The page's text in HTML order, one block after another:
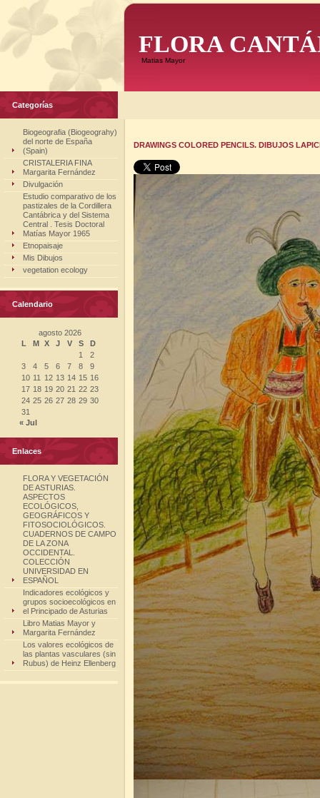
FLORA
Matias Mayor
Categorías
Biogeografia (Biogeograhy)
del norte de España
(Spain)
CRISTALERIA FINA
Margarita Fernández
Divulgación
Estudio comparativo de los
pastizales de la Cordillera
Cantábrica y del Sistema
Central . Tesis Doctoral
Matías Mayor 1965
Etnopaisaje
Mis Dibujos
vegetation ecology
Calendario
agosto 2026
L
M X J V S
D
1
2
3
4 5 6 7 8
9
10 11 12 13 14 15 16
17 18 19 20 21 22 23
24 25 26 27 28 29 30
31
« Jul
Enlaces
FLORA Y VEGETACIÓN
DE ASTURIAS.
ASPECTOS
ECOLÓGICOS,
GEOGRÁFICOS Y
FITOSOCIOLÓGICOS.
CUADERNOS DE CAMPO
DE LA ZONA
OCCIDENTAL.
COLECCIÓN
UNIVERSIDAD EN
ESPAÑOL
Indicadores ecológicos y
grupos socioecológicos en
el Principado de Asturias
Libro Matias Mayor y
Margarita Fernández
Los valores ecológicos de
las plantas vasculares (sin
Rubus) de Heinz Ellenberg
DRAWINGS COLORED PENCILS. DIBUJOS